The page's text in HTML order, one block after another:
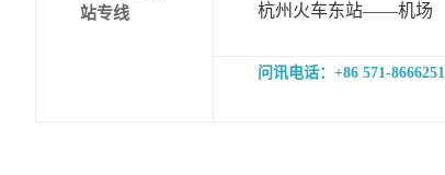
站专线
杭州火车东站——机场
问讯电话：+86 571-